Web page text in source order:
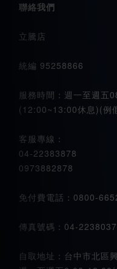
聯絡我們
立騰店
統編 95258866
服務時間：週一至週五
(12:00~13:00休息)(例
客服專線：
04-22383878
0973882878
免付費電話：0800-
傳真號碼：04-
自取地址：台中市北區